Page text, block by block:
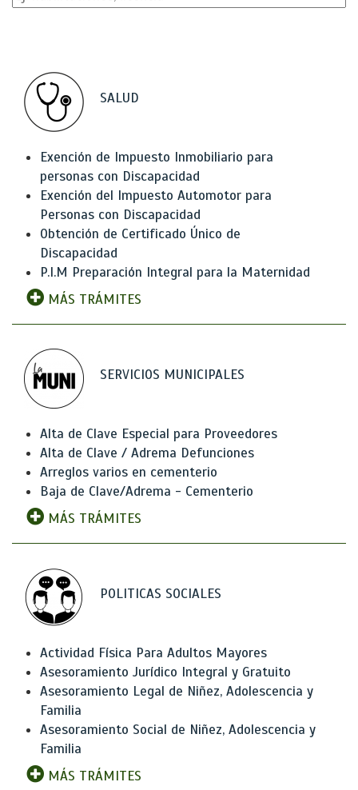
SALUD
Exención de Impuesto Inmobiliario para
personas con Discapacidad
Exención del Impuesto Automotor para
Personas con Discapacidad
Obtención de Certificado Único de
Discapacidad
P.I.M Preparación Integral para la Maternidad
MÁS TRÁMITES
SERVICIOS MUNICIPALES
Alta de Clave Especial para Proveedores
Alta de Clave / Adrema Defunciones
Arreglos varios en cementerio
Baja de Clave/Adrema - Cementerio
MÁS TRÁMITES
POLITICAS SOCIALES
Actividad Física Para Adultos Mayores
Asesoramiento Jurídico Integral y Gratuito
Asesoramiento Legal de Niñez, Adolescencia y
Familia
Asesoramiento Social de Niñez, Adolescencia y
Familia
MÁS TRÁMITES